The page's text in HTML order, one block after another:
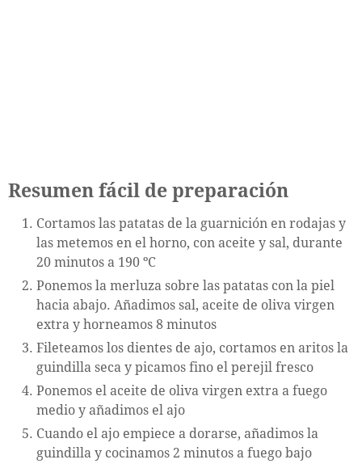
Resumen fácil de preparación
Cortamos las patatas de la guarnición en rodajas y
las metemos en el horno, con aceite y sal, durante
20 minutos a 190 ºC
Ponemos la merluza sobre las patatas con la piel
hacia abajo. Añadimos sal, aceite de oliva virgen
extra y horneamos 8 minutos
Fileteamos los dientes de ajo, cortamos en aritos la
guindilla seca y picamos fino el perejil fresco
Ponemos el aceite de oliva virgen extra a fuego
medio y añadimos el ajo
Cuando el ajo empiece a dorarse, añadimos la
guindilla y cocinamos 2 minutos a fuego bajo